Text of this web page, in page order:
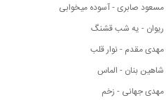
مسعود صابری - آسوده میخوابی
ریوان - یه شب قشنگ
مهدی مقدم - نوار قلب
شاهین بنان - الماس
مهدی جهانی - زخم